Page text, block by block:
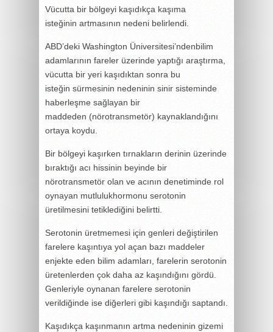
Vücutta bir bölgeyi kaşıdıkça kaşıma
isteğinin artmasının nedeni belirlendi.
ABD’deki Washington Üniversitesi’ndenbilim
adamlarının fareler üzerinde yaptığı araştırma,
vücutta bir yeri kaşıdıktan sonra bu
isteğin sürmesinin nedeninin sinir sisteminde
haberleşme sağlayan bir
maddeden (nörotransmetör) kaynaklandığını
ortaya koydu.
Bir bölgeyi kaşırken tırnakların derinin üzerinde
bıraktığı acı hissinin beyinde bir
nörotransmetör olan ve acının denetiminde rol
oynayan mutlulukhormonu serotonin
üretilmesini tetiklediğini belirtti.
Serotonin üretmemesi için genleri değiştirilen
farelere kaşıntıya yol açan bazı maddeler
enjekte eden bilim adamları, farelerin serotonin
üretenlerden çok daha az kaşındığını gördü.
Genleriyle oynanan farelere serotonin
verildiğinde ise diğerleri gibi kaşındığı saptandı.
Kaşıdıkça kaşınmanın artma nedeninin gizemi